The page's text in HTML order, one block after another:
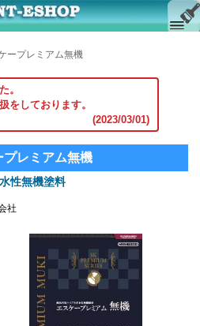
ープレミアム無機
。
をしております。
(2023/03/01)
プレミアム無機
性無機塗料
社
サイト内検索
サイトマップ
ご注文方法
法規表示
よくある質問